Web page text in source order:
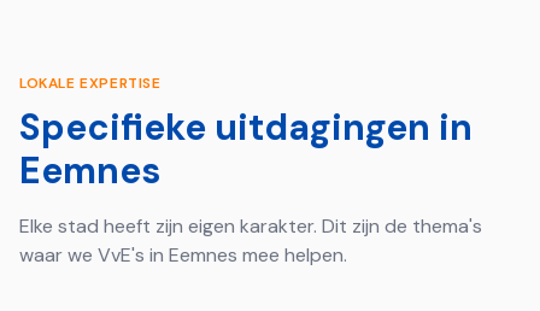
LOKALE EXPERTISE
Specifieke uitdagingen in
Eemnes
Elke stad heeft zijn eigen karakter. Dit zijn de thema's
waar we VvE's in Eemnes mee helpen.